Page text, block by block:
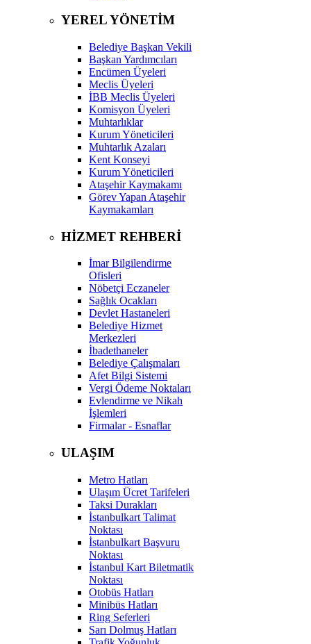
YEREL YÖNETİM
Belediye Başkan Vekili
Başkan Yardımcıları
Encümen Üyeleri
Meclis Üyeleri
İBB Meclis Üyeleri
Komisyon Üyeleri
Muhtarlıklar
Kurum Yöneticileri
Muhtarlık Azaları
Kent Konseyi
Kurum Yöneticileri
Ataşehir Kaymakamı
Görev Yapan Ataşehir
Kaymakamları
HİZMET REHBERİ
İmar Bilgilendirme
Ofisleri
Nöbetçi Eczaneler
Sağlık Ocakları
Devlet Hastaneleri
Belediye Hizmet
Merkezleri
İbadethaneler
Belediye Çalışmaları
Afet Bilgi Sistemi
Vergi Ödeme Noktaları
Evlendirme ve Nikah
İşlemleri
Firmalar - Esnaflar
ULAŞIM
Metro Hatları
Ulaşım Ücret Tarifeleri
Taksi Durakları
İstanbulkart Talimat
Noktası
İstanbulkart Başvuru
Noktası
İstanbul Kart Biletmatik
Noktası
Otobüs Hatları
Minibüs Hatları
Ring Seferleri
Sarı Dolmuş Hatları